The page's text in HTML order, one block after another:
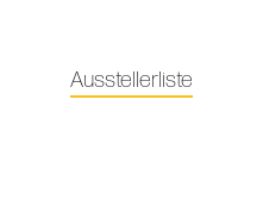
Ausstellerliste